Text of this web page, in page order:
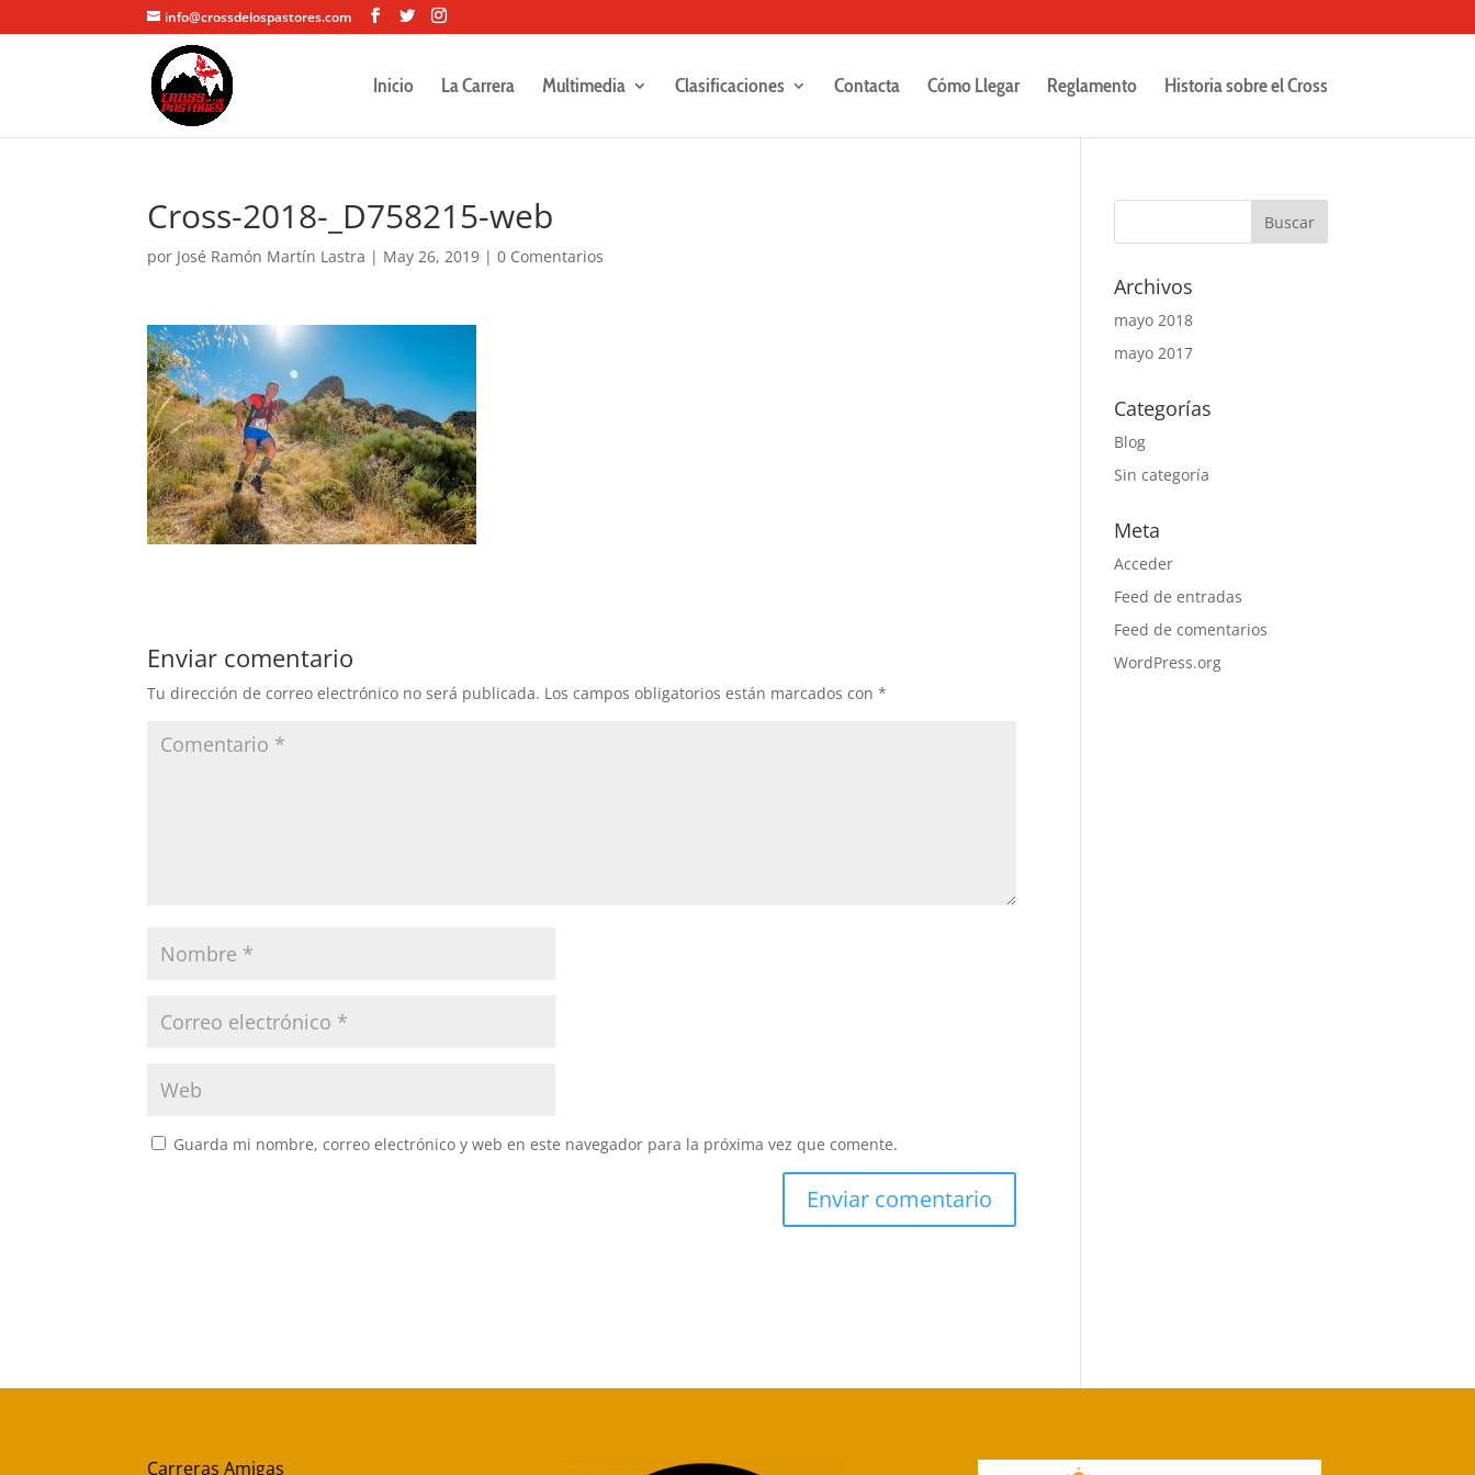
info@crossdelospastores.com
Inicio La Carrera Multimedia Clasificaciones Contacta Cómo Llegar Reglamento Historia sobre el Cross
Cross-2018-_D758215-web
por José Ramón Martín Lastra | May 26, 2019 |0 Comentarios
Enviar comentario
Tu dirección de correo electrónico no será publicada. Los campos obligatorios están marcados con*
Guarda mi nombre, correo electrónico y web en este navegador para la próxima vez que comente.
Archivos
mayo 2018
mayo 2017
Categorías
Blog
Sin categoría
Meta
Acceder
Feed de entradas
Feed de comentarios
WordPress.org
Carreras Amigas